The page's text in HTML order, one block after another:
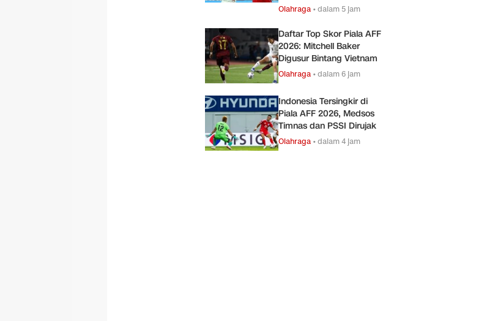
Olahraga •dalam 5 jam
Daftar Top Skor Piala AFF
2026: Mitchell Baker
Digusur Bintang Vietnam
Olahraga •dalam 6 jam
Indonesia Tersingkir di
Piala AFF 2026, Medsos
Timnas dan PSSI Dirujak
Olahraga •dalam 4 jam